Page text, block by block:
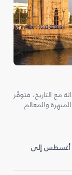
مع التاريخ، فتوفّر
والمعالم
أغسطس إلى